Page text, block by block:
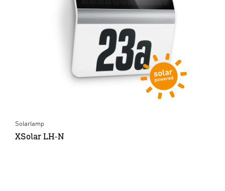
Solarlamp
XSolar LH-N